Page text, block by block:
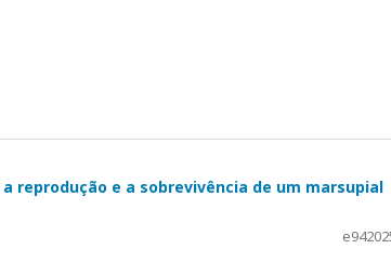
reprodução e a sobrevivência de um marsupial